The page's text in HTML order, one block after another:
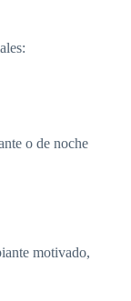
o de noche
motivado,